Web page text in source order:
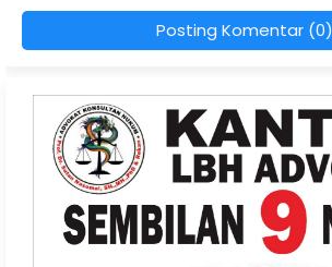
Posting Komentar (0)